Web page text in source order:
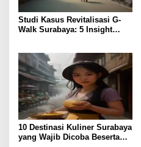
Studi Kasus Revitalisasi G-
Walk Surabaya: 5 Insight
10 Destinasi Kuliner Surabaya
yang Wajib Dicoba Beserta